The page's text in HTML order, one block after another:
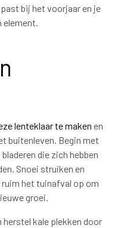
bij het voorjaar en je
lenteklaar te maken en
buitenleven. Begin met
die zich hebben
Snoei struiken en
ruim het tuinafval op om
groei.
herstel kale plekken door